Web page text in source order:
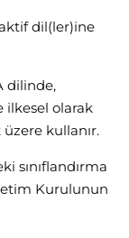
dil(ler)ine
dilinde,
ilkesel olarak
kullanır.
sınıflandırma
Kurulunun